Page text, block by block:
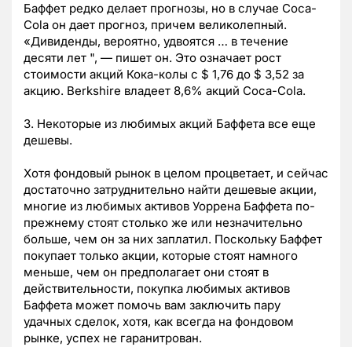
Баффет редко делает прогнозы, но в случае Coca-
Cola он дает прогноз, причем великолепный.
«Дивиденды, вероятно, удвоятся … в течение
десяти лет ", — пишет он. Это означает рост
стоимости акций Кока-колы с $ 1,76 до $ 3,52 за
акцию. Berkshire владеет 8,6% акций Coca-Cola.
3. Некоторые из любимых акций Баффета все еще
дешевы.
Хотя фондовый рынок в целом процветает, и сейчас
достаточно затруднительно найти дешевые акции,
многие из любимых активов Уоррена Баффета по-
прежнему стоят столько же или незначительно
больше, чем он за них заплатил. Поскольку Баффет
покупает только акции, которые стоят намного
меньше, чем он предполагает они стоят в
действительности, покупка любимых активов
Баффета может помочь вам заключить пару
удачных сделок, хотя, как всегда на фондовом
рынке, успех не гаранитрован.